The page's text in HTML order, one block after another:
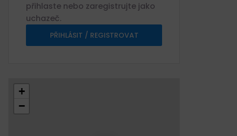
přihlaste nebo zaregistrujte jako
uchazeč.
PŘIHLÁSIT / REGISTROVAT
+
−